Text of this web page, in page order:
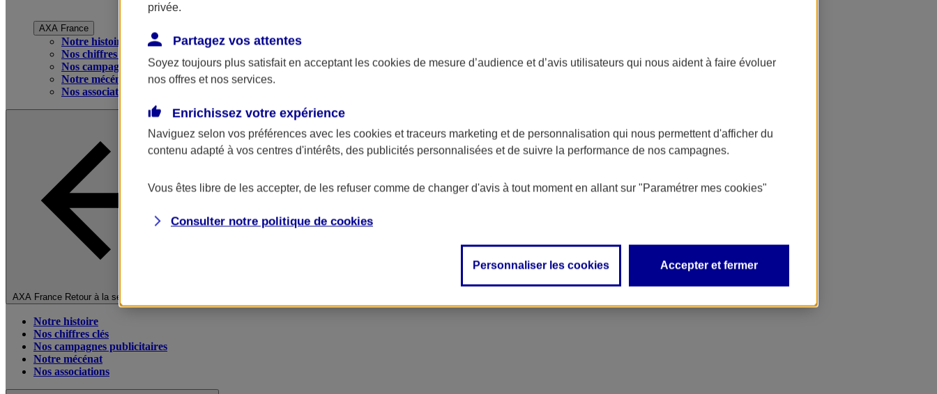
AXA France
Notre histoire
Nos chiffres clés
Nos campagnes publicitaires
Notre mécénat
Nos associations
AXA France Retour à la section précédente
Notre histoire
Nos chiffres clés
Nos campagnes publicitaires
Notre mécénat
Nos associations
privée.
Partagez vos attentes
Soyez toujours plus satisfait en acceptant les cookies de mesure d’audience et d’avis utilisateurs qui nous aident à faire évoluer
nos offres et nos services.
Enrichissez votre expérience
Naviguez selon vos préférences avec les cookies et traceurs marketing et de personnalisation qui nous permettent d'afficher du
contenu adapté à vos centres d'intérêts, des publicités personnalisées et de suivre la performance de nos campagnes.
Vous êtes libre de les accepter, de les refuser comme de changer d'avis à tout moment en allant sur "Paramétrer mes cookies"
Consulter notre politique de cookies
Personnaliser les cookies Accepter et fermer